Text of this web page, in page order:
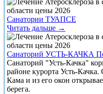
Санатории ТУАПСЕ
Читать дальше →
Санаторий УСТЬ-КАЧКА
Санаторий "Усть-Качка"
районе курорта Усть-
Кама и из его окон
берега.